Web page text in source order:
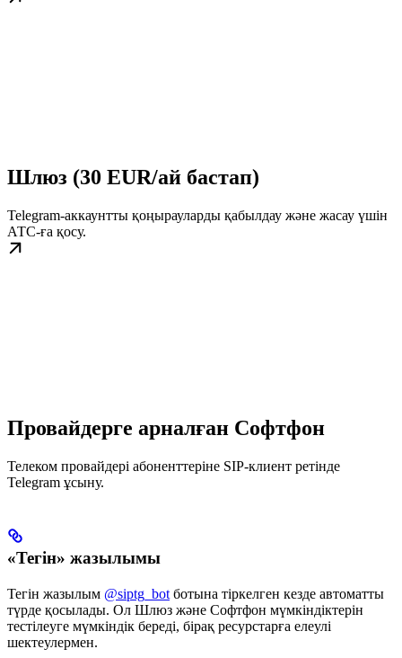
Шлюз (30 EUR/ай бастап)
Telegram-аккаунтты қоңырауларды қабылдау және жасау үшін
АТС-ға қосу.
Провайдерге арналған Софтфон
Телеком провайдері абоненттеріне SIP-клиент ретінде
Telegram ұсыну.
«Тегін» жазылымы
Тегін жазылым @siptg_bot ботына тіркелген кезде автоматты
түрде қосылады. Ол Шлюз және Софтфон мүмкіндіктерін
тестілеуге мүмкіндік береді, бірақ ресурстарға елеулі
шектеулермен.